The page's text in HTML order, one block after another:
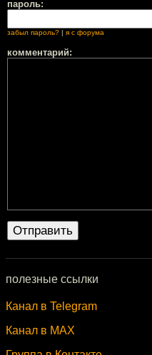
пароль:
забыл пароль? | я с форума
комментарий:
полезные ссылки
Канал в Telegram
Канал в MAX